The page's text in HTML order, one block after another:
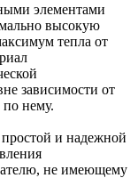
элементами
высокую
тепла от
зависимости от
по нему.
и надежной
не имеющему